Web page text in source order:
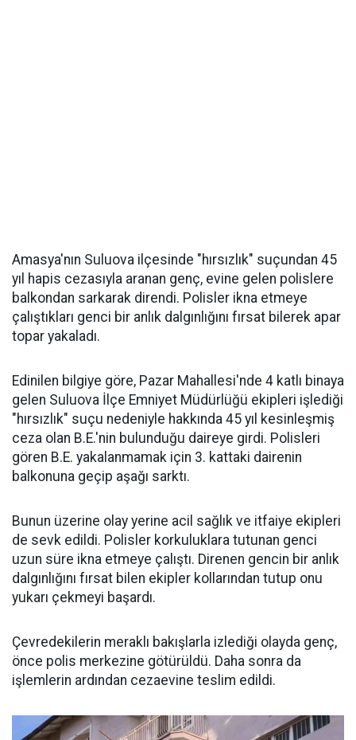
Amasya'nın Suluova ilçesinde "hırsızlık" suçundan 45
yıl hapis cezasıyla aranan genç, evine gelen polislere
balkondan sarkarak direndi. Polisler ikna etmeye
çalıştıkları genci bir anlık dalgınlığını fırsat bilerek apar
topar yakaladı.
Edinilen bilgiye göre, Pazar Mahallesi'nde 4 katlı binaya
gelen Suluova İlçe Emniyet Müdürlüğü ekipleri işlediği
"hırsızlık" suçu nedeniyle hakkında 45 yıl kesinleşmiş
ceza olan B.E.'nin bulunduğu daireye girdi. Polisleri
gören B.E. yakalanmamak için 3. kattaki dairenin
balkonuna geçip aşağı sarktı.
Bunun üzerine olay yerine acil sağlık ve itfaiye ekipleri
de sevk edildi. Polisler korkuluklara tutunan genci
uzun süre ikna etmeye çalıştı. Direnen gencin bir anlık
dalgınlığını fırsat bilen ekipler kollarından tutup onu
yukarı çekmeyi başardı.
Çevredekilerin meraklı bakışlarla izlediği olayda genç,
önce polis merkezine götürüldü. Daha sonra da
işlemlerin ardından cezaevine teslim edildi.